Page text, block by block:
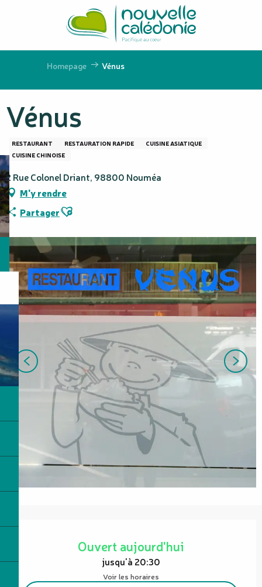
principal
Homepage Vénus
Vénus
RESTAURANT RESTAURATION RAPIDE
CUISINE ASIATIQUE
CUISINE CHINOISE
2 Rue Colonel Driant, 98800 Nouméa
M'y rendre
PartagerAjouter aux favoris
Ouverture et coordonnées
Ouvert aujourd'hui
jusqu'à 20:30
Voir les horaires